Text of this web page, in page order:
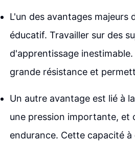
L'un des avantages
éducatif. Travailler sur des
d'apprentissage
grande résistance et
Un autre avantage est lié à
une pression importante, et
endurance. Cette capacité